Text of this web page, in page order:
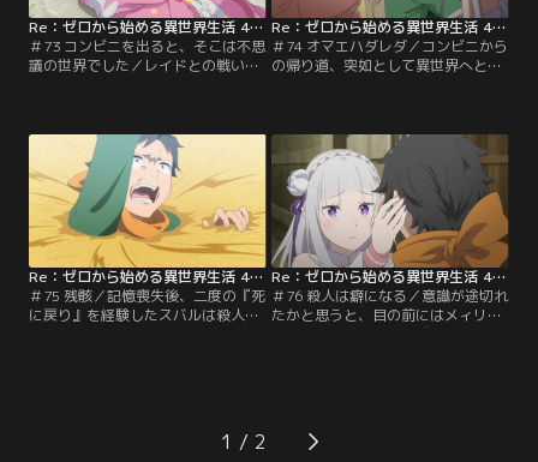
Re：ゼロから始める異世界生活 4th season 第73話
＃73 コンビニを出ると、そこは不思
議の世界でした／レイドとの戦いで
聞き出そうとするも、有益な情報を
得られない。束の間の朗らかな食事
を終えた夜更け、目覚めたスバルは
バルコニーでたたずむ襟ドナを発見
する。アナスタシアを演じず…。
Re：ゼロから始める異世界生活 4th season 第74話
＃74 オマエハダレダ／コンビニから
の帰り道、突如として異世界へと召
たが、どうやら召喚されてから今ま
での記憶を失ってしまったらしい。
塔の『試験』に挑戦中だと教えてく
れたが、異世界に招かれた人間が超
常の力を発揮するといったお約束の
展開もなく…。
Re：ゼロから始める異世界生活 4th season 第75話
＃75 残骸／記憶喪失後、二度の『死
に戻り』を経験したスバルは殺人鬼
れながら地下通路を進むも、何故か
監視塔からは逃れられない。目的を
Re：ゼロから始める異世界生活 4th season 第76話
＃76 殺人は癖になる／意識が途切れ
たかと思うと、目の前にはメィリィ
者の書』を発見していた。代表して
『死者の書』を読み、彼女の孤独な
1